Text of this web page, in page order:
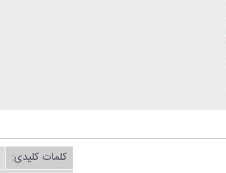
کلمات کلیدی: